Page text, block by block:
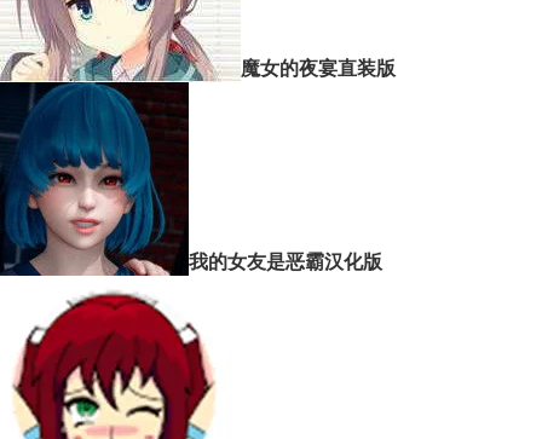
魔女的夜宴直装版
我的女友是恶霸汉化版